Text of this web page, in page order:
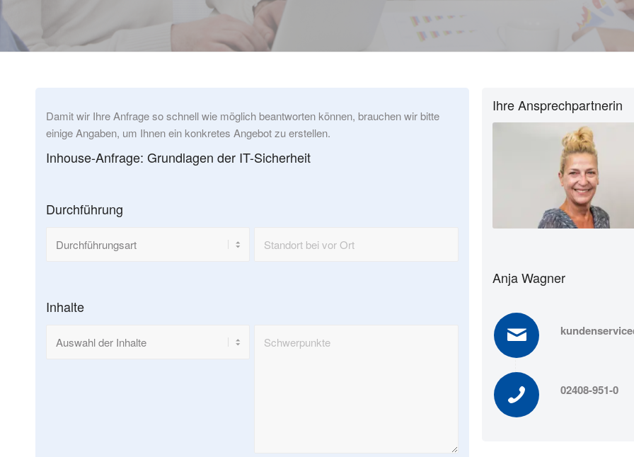
Damit wir Ihre Anfrage so schnell wie möglich beantworten können, brauchen wir bitte
einige Angaben, um Ihnen ein konkretes Angebot zu erstellen.
Inhouse-Anfrage: Grundlagen der IT-Sicherheit
Durchführung
Inhalte
Ihre Ansprechpartnerin
Anja Wagner
02408-951-0